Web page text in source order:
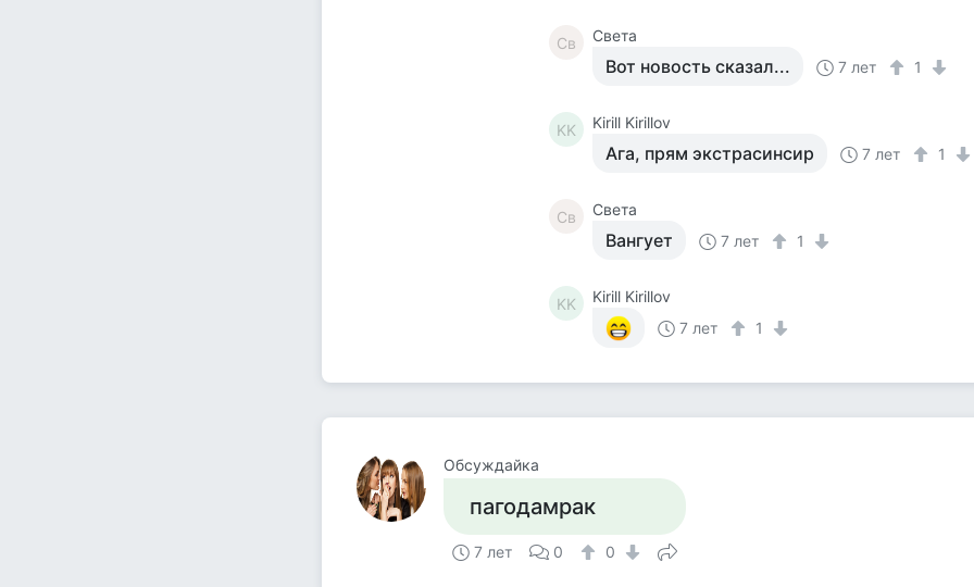
Св Света
Вот новость сказал... 7 лет 1
KK Kirill Kirillov
Ага, прям экстрасинсир 7 лет 1
Св Света
Вангует 7 лет 1
KK
Kirill Kirillov
7 лет
1
Обсуждайка
пагодамрак
7 лет 0 0